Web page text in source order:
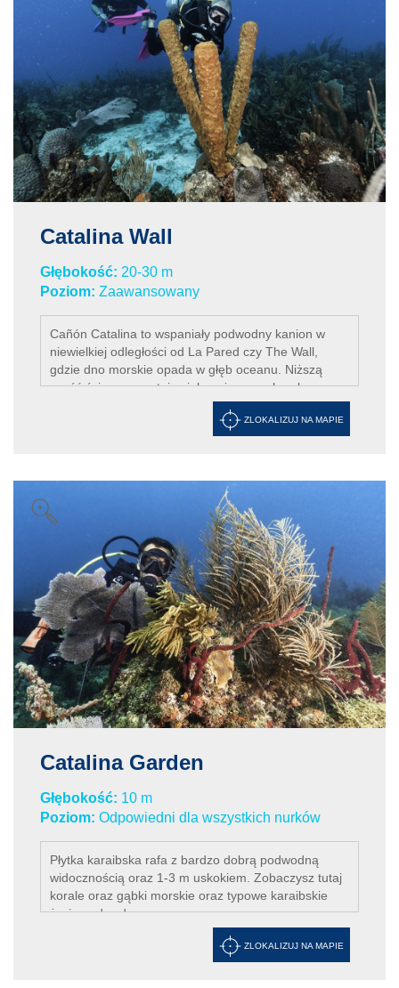
Środowiska oraz Turystyki a także Marynarka wezmą
udział w tym przedsięwzięciu. Urzędnicy mówią, że
łodź będzie gotowa w czasie około 15 dni, po tym jak
387 tysięcy litrów skażonej wody na pokładzie łodzi ,
zostanie usuniętych.”
Zajeło to jednak trochę więcej czasu i następna data
została ustalona na grudzień a następnie dokładnie
6 Maja 2009 roku, łodź zniknęła, niestety w płytkiej
lokalizacji. Wielu ekspertów twierdzi, że większy
przypływ w czasie jakiegokolwiek większego sztormu
prawdopodobnie zniszczy wrak. Jednakże na teraz
mamy nowy wrak , który mogą podziwiać nowi
Catalina Wall
Głębokość: 20-30 m
Poziom: Zaawansowany
Cañón Catalina to wspaniały podwodny kanion w
niewielkiej odległości od La Pared czy The Wall,
gdzie dno morskie opada w głęb oceanu. Niższą
część ściany porastają zielone i czarne korale oraz
ZLOKALIZUJ NA MAPIE
Catalina Garden
Głębokość: 10 m
Poziom: Odpowiedni dla wszystkich nurków
Płytka karaibska rafa z bardzo dobrą podwodną
widocznością oraz 1-3 m uskokiem. Zobaczysz tutaj
korale oraz gąbki morskie oraz typowe karaibskie
życie podwodne.
ZLOKALIZUJ NA MAPIE